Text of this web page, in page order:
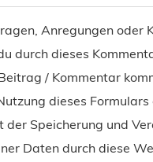
Anregungen oder
durch dieses
/ Kommentar
dieses
der Speicherung und
Daten durch diese